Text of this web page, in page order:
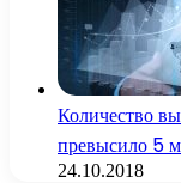
Количество
превысило 5
24.10.2018